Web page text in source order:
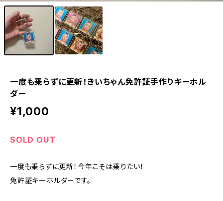
一度も乗らずに更新！きいちゃん免許証手作りキーホル
ダー
¥1,000
SOLD OUT
一度も乗らずに更新！今年こそは乗りたい！
免許証キーホルダーです。